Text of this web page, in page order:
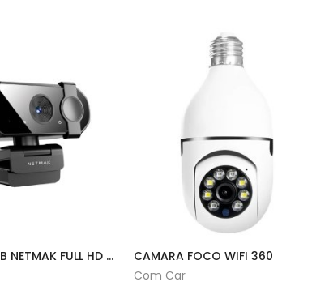
CAMARA WEB NETMAK FULL HD 1080P | WEB05
CAMARA FOCO WIFI 360
Com Car